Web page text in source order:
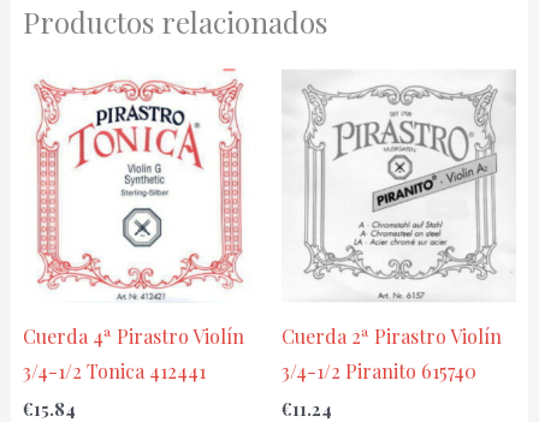
Productos relacionados
Cuerda 4ª Pirastro Violín
3/4-1/2 Tonica 412441
€15.84
Cuerda 2ª Pirastro Violín
3/4-1/2 Piranito 615740
€11.24